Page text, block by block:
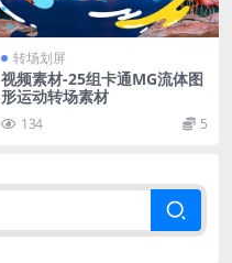
转场划屏
视频素材-25组卡通MG流体图
形运动转场素材
134 5